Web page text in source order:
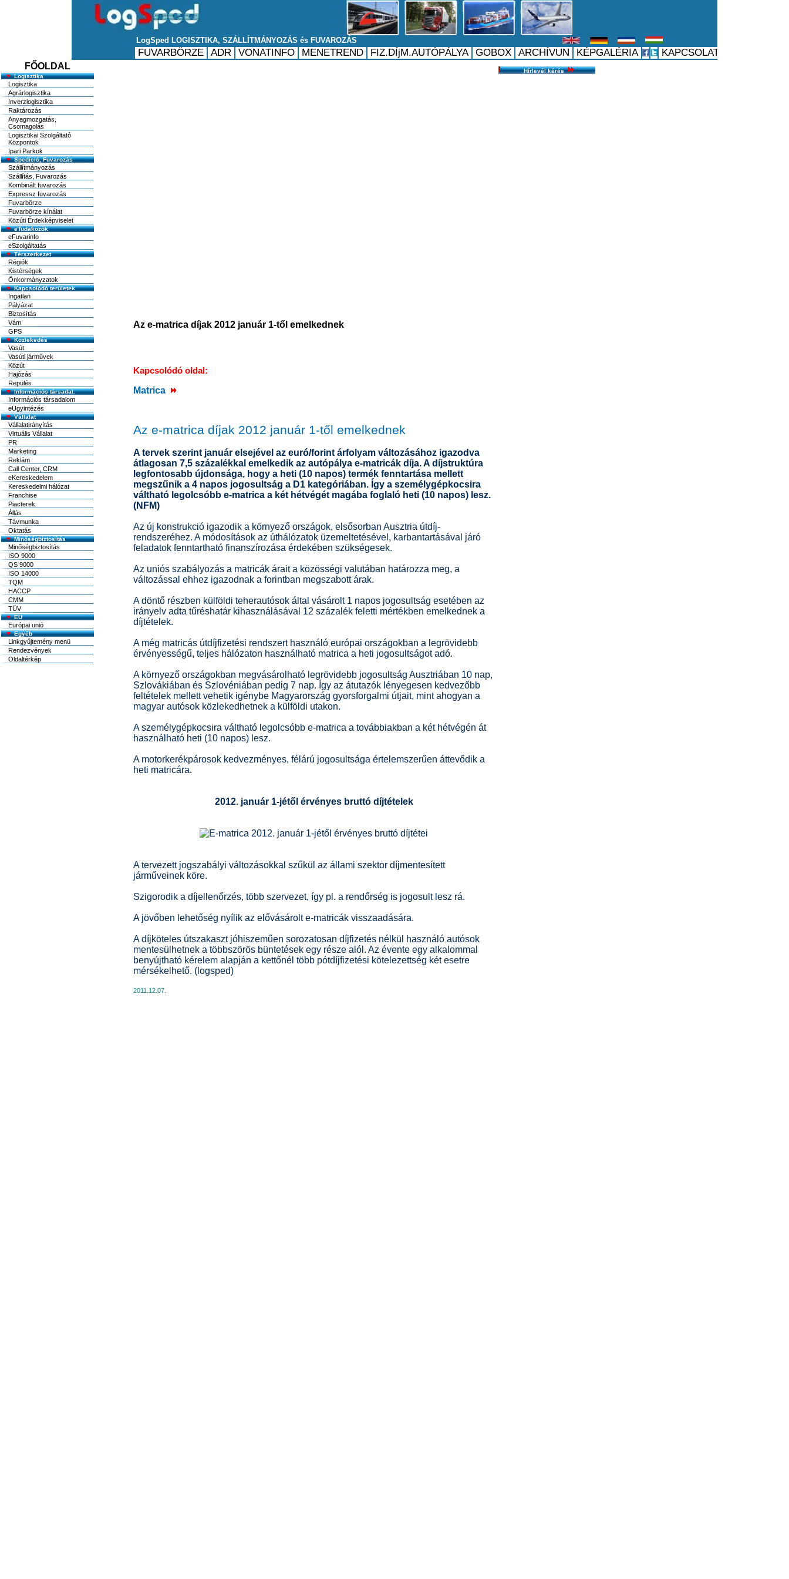
FŐOLDAL
Logisztika
Logisztika
Agrárlogisztika
Inverzlogisztika
Raktározás
Anyagmozgatás,
Csomagolás
Logisztikai Szolgáltató
Központok
Ipari Parkok
Spedició, Fuvarozás
Szállítmányozás
Szállítás, Fuvarozás
Kombinált fuvarozás
Expressz fuvarozás
Fuvarbörze
Fuvarbörze kínálat
Közúti Érdekképviselet
eTudakozók
eFuvarinfo
eSzolgáltatás
Térszerkezet
Régiók
Kistérségek
Önkormányzatok
Kapcsolódó területek
Ingatlan
Pályázat
Biztosítás
Vám
GPS
Közlekedés
Vasút
Vasúti járművek
Közút
Hajózás
Repülés
Információs társadal.
Információs társadalom
eÜgyintézés
Vállalat
Vállalatirányítás
Virtuális Vállalat
PR
Marketing
Reklám
Call Center, CRM
eKereskedelem
Kereskedelmi hálózat
Franchise
Piacterek
Állás
Távmunka
Oktatás
Minőségbiztosítás
Minőségbiztosítás
ISO 9000
QS 9000
ISO 14000
TQM
HACCP
CMM
TÜV
EU
Európai unió
Egyéb
Linkgyűjtemény menü
Rendezvények
Oldaltérkép
Az e-matrica díjak 2012 január 1-től emelkednek
Kapcsolódó oldal:
Matrica
Az e-matrica díjak 2012 január 1-től emelkednek
A tervek szerint január elsejével az euró/forint árfolyam változásához igazodva
átlagosan 7,5 százalékkal emelkedik az autópálya e-matricák díja. A díjstruktúra
legfontosabb újdonsága, hogy a heti (10 napos) termék fenntartása mellett
megszűnik a 4 napos jogosultság a D1 kategóriában. Így a személygépkocsira
váltható legolcsóbb e-matrica a két hétvégét magába foglaló heti (10 napos) lesz.
(NFM)
Az új konstrukció igazodik a környező országok, elsősorban Ausztria útdíj-
rendszeréhez. A módosítások az úthálózatok üzemeltetésével, karbantartásával járó
feladatok fenntartható finanszírozása érdekében szükségesek.
Az uniós szabályozás a matricák árait a közösségi valutában határozza meg, a
változással ehhez igazodnak a forintban megszabott árak.
A döntő részben külföldi teherautósok által vásárolt 1 napos jogosultság esetében az
irányelv adta tűréshatár kihasználásával 12 százalék feletti mértékben emelkednek a
díjtételek.
A még matricás útdíjfizetési rendszert használó európai országokban a legrövidebb
érvényességű, teljes hálózaton használható matrica a heti jogosultságot adó.
A környező országokban megvásárolható legrövidebb jogosultság Ausztriában 10 nap,
Szlovákiában és Szlovéniában pedig 7 nap. Így az átutazók lényegesen kedvezőbb
feltételek mellett vehetik igénybe Magyarország gyorsforgalmi útjait, mint ahogyan a
magyar autósok közlekedhetnek a külföldi utakon.
A személygépkocsira váltható legolcsóbb e-matrica a továbbiakban a két hétvégén át
használható heti (10 napos) lesz.
A motorkerékpárosok kedvezményes, félárú jogosultsága értelemszerűen áttevődik a
heti matricára.
2012. január 1-jétől érvényes bruttó díjtételek
A tervezett jogszabályi változásokkal szűkül az állami szektor díjmentesített
járműveinek köre.
Szigorodik a díjellenőrzés, több szervezet, így pl. a rendőrség is jogosult lesz rá.
A jövőben lehetőség nyílik az elővásárolt e-matricák visszaadására.
A díjköteles útszakaszt jóhiszeműen sorozatosan díjfizetés nélkül használó autósok
mentesülhetnek a többszörös büntetések egy része alól. Az évente egy alkalommal
benyújtható kérelem alapján a kettőnél több pótdíjfizetési kötelezettség két esetre
mérsékelhető. (logsped)
2011.12.07.
Hírlevél kérés